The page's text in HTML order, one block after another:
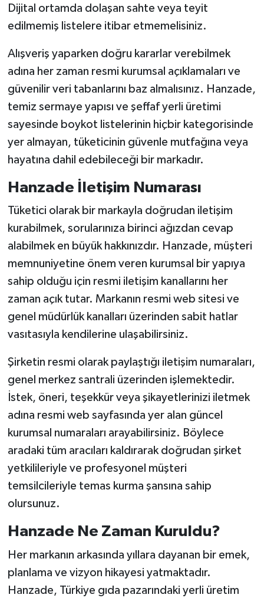
Dijital ortamda dolaşan sahte veya teyit
edilmemiş listelere itibar etmemelisiniz.
Alışveriş yaparken doğru kararlar verebilmek
adına her zaman resmi kurumsal açıklamaları ve
güvenilir veri tabanlarını baz almalısınız. Hanzade,
temiz sermaye yapısı ve şeffaf yerli üretimi
sayesinde boykot listelerinin hiçbir kategorisinde
yer almayan, tüketicinin güvenle mutfağına veya
hayatına dahil edebileceği bir markadır.
Hanzade İletişim Numarası
Tüketici olarak bir markayla doğrudan iletişim
kurabilmek, sorularınıza birinci ağızdan cevap
alabilmek en büyük hakkınızdır. Hanzade, müşteri
memnuniyetine önem veren kurumsal bir yapıya
sahip olduğu için resmi iletişim kanallarını her
zaman açık tutar. Markanın resmi web sitesi ve
genel müdürlük kanalları üzerinden sabit hatlar
vasıtasıyla kendilerine ulaşabilirsiniz.
Şirketin resmi olarak paylaştığı iletişim numaraları,
genel merkez santrali üzerinden işlemektedir.
İstek, öneri, teşekkür veya şikayetlerinizi iletmek
adına resmi web sayfasında yer alan güncel
kurumsal numaraları arayabilirsiniz. Böylece
aradaki tüm aracıları kaldırarak doğrudan şirket
yetkilileriyle ve profesyonel müşteri
temsilcileriyle temas kurma şansına sahip
olursunuz.
Hanzade Ne Zaman Kuruldu?
Her markanın arkasında yıllara dayanan bir emek,
planlama ve vizyon hikayesi yatmaktadır.
Hanzade, Türkiye gıda pazarındaki yerli üretim